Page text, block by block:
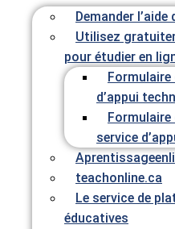
Demander l’aide
Utilisez
pour étudier en
Formulaire
d’appui
service
teachonline.ca
Le service de
éducatives